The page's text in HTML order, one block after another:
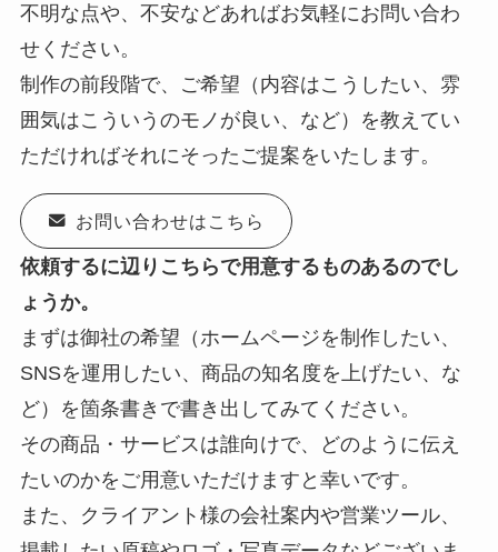
不明な点や、不安などあればお気軽にお問い合わ
せください。
制作の前段階で、ご希望（内容はこうしたい、雰
囲気はこういうのモノが良い、など）を教えてい
ただければそれにそったご提案をいたします。
お問い合わせはこちら
依頼するに辺りこちらで用意するものあるのでし
ょうか。
まずは御社の希望（ホームページを制作したい、
SNSを運用したい、商品の知名度を上げたい、な
ど）を箇条書きで書き出してみてください。
その商品・サービスは誰向けで、どのように伝え
たいのかをご用意いただけますと幸いです。
また、クライアント様の会社案内や営業ツール、